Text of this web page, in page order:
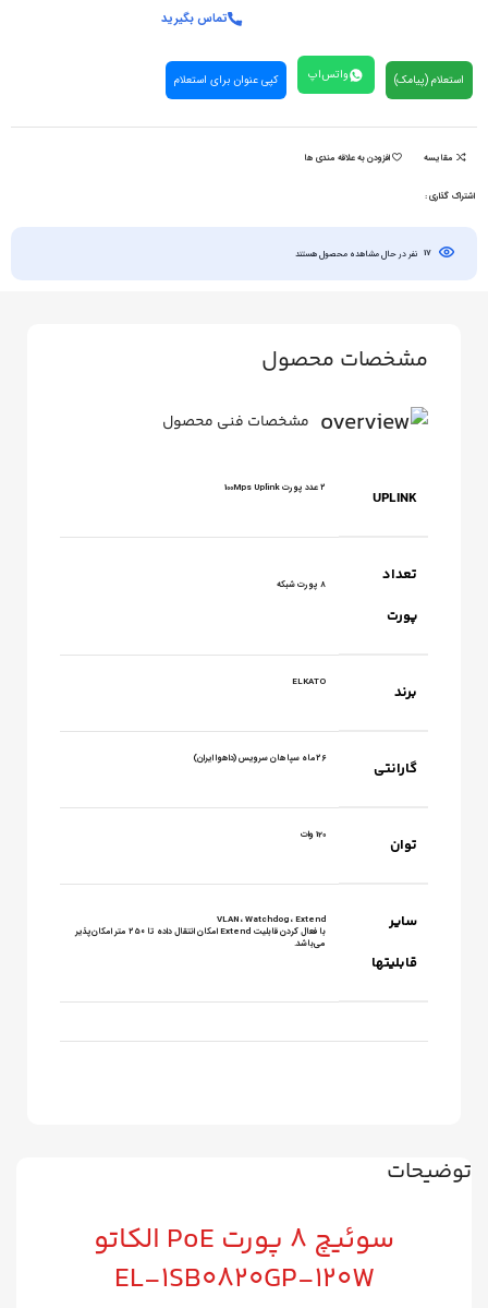
تماس بگیرید
استعلام (پیامک) واتس‌اپ کپی عنوان برای استعلام
مقایسه افزودن به علاقه مندی ها
اشتراک گذاری :
17 نفر در حال مشاهده محصول هستند
توضیحات
سوئیچ ۸ پورت PoE الکاتو
EL‑1SB0820GP‑120W
مشخصات محصول
مشخصات فنی محصول
UPLINK ۲ عدد پورت 100Mps Uplink
تعداد
پورت
8 پورت شبکه
برند ELKATO
گارانتی ۲۶ماه سپاهان سرویس (داهوا ایران)
توان 120 وات
سایر
قابلیتها
VLAN ، Watchdog ، Extend
با فعال کردن قابلیت Extend امکان انتقال داده تا ۲5۰ متر امکان‌پذیر
می‌باشد.